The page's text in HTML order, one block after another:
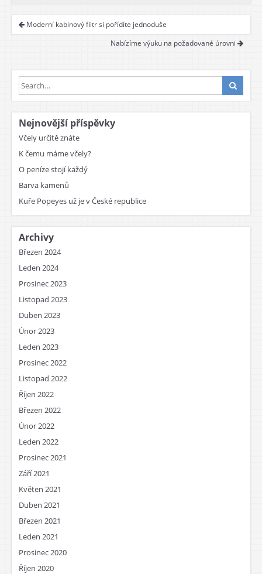
Moderní kabinový filtr si pořídíte jednoduše
Nabízíme výuku na požadované úrovni
Nejnovější příspěvky
Včely určitě znáte
K čemu máme včely?
O peníze stojí každý
Barva kamenů
Kuře Popeyes už je v České republice
Archivy
Březen 2024
Leden 2024
Prosinec 2023
Listopad 2023
Duben 2023
Únor 2023
Leden 2023
Prosinec 2022
Listopad 2022
Říjen 2022
Březen 2022
Únor 2022
Leden 2022
Prosinec 2021
Září 2021
Květen 2021
Duben 2021
Březen 2021
Leden 2021
Prosinec 2020
Říjen 2020